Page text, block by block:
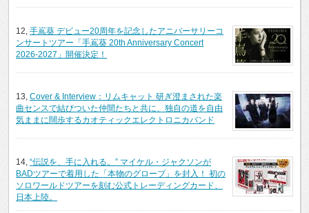
12, 手嶌葵 デビュー20周年を記念したアニバーサリーコ
ンサートツアー「手嶌葵 20th Anniversary Concert
2026-2027」開催決定！
13, Cover & Interview：リムキャット 研ぎ澄まされた楽
曲センスで結びついた仲間たちと共に、独自の道を自由
気ままに闊歩するカオティックエレクトロニカバンド
14, “伝説を、手に入れる。” マイケル・ジャクソンが
BADツアーで着用した「本物のグローブ」を封入！ 初の
ソロワールドツアーを刻む公式トレーディングカード、
日本上陸。